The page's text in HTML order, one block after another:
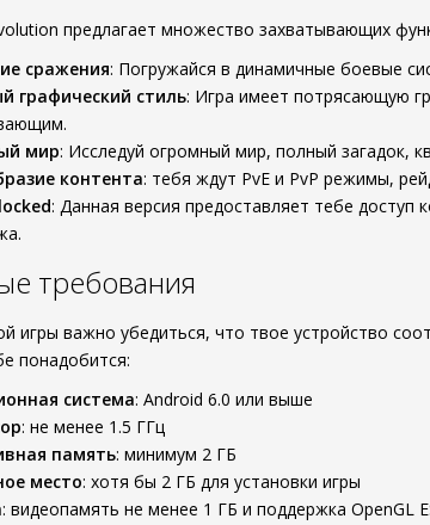
предлагает множество захватывающих
сражения: Погружайся в динамичные боевые
графический стиль: Игра имеет потрясающую
мир: Исследуй огромный мир, полный загадок,
контента: тебя ждут PvE и PvP режимы,
: Данная версия предоставляет тебе
требования
игры важно убедиться, что твое устройство
понадобится:
система: Android 6.0 или выше
: не менее 1.5 ГГц
память: минимум 2 ГБ
место: хотя бы 2 ГБ для установки игры
: видеопамять не менее 1 ГБ и поддержка OpenGL